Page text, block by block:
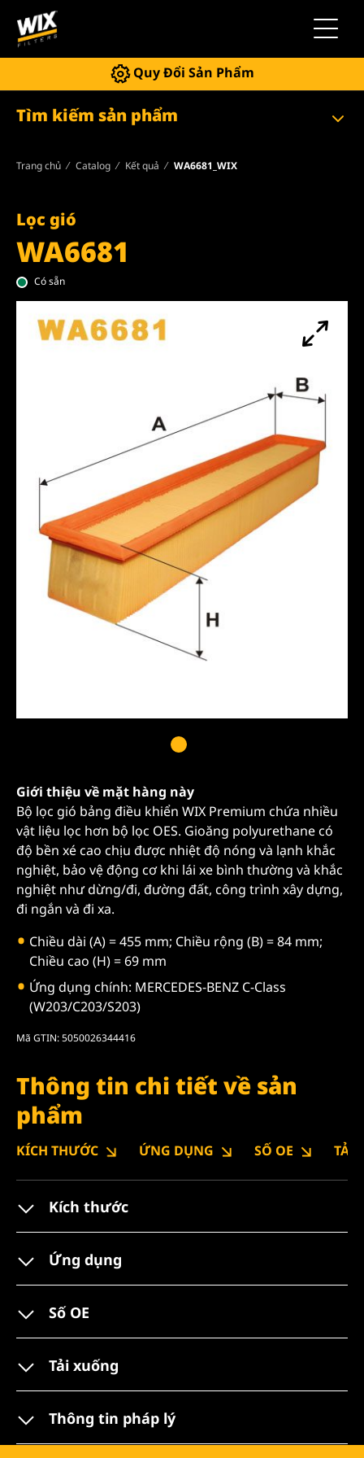
Quy Đổi Sản Phẩm
Tìm kiếm sản phẩm
Trang chủ Catalog Kết quả WA6681_WIX
Lọc gió
WA6681
Có sẵn
Giới thiệu về mặt hàng này
Bộ lọc gió bảng điều khiển WIX Premium chứa nhiều
vật liệu lọc hơn bộ lọc OES. Gioăng polyurethane có
độ bền xé cao chịu được nhiệt độ nóng và lạnh khắc
nghiệt, bảo vệ động cơ khi lái xe bình thường và khắc
nghiệt như dừng/đi, đường đất, công trình xây dựng,
đi ngắn và đi xa.
Chiều dài (A) = 455 mm; Chiều rộng (B) = 84 mm;
Chiều cao (H) = 69 mm
Ứng dụng chính: MERCEDES-BENZ C-Class
(W203/C203/S203)
Mã GTIN: 5050026344416
Thông tin chi tiết về sản
phẩm
KÍCH THƯỚC ỨNG DỤNG SỐ OE TẢI
Kích thước
Ứng dụng
Số OE
Tải xuống
Thông tin pháp lý